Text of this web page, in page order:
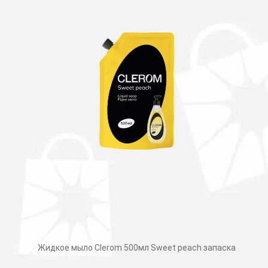
Жидкое мыло Clerom 500мл Sweet peach запаска